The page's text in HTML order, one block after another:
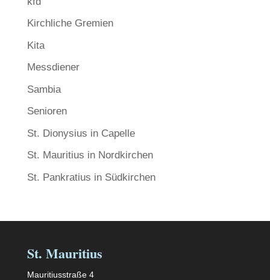
Kirchliche Gremien
Kita
Messdiener
Sambia
Senioren
St. Dionysius in Capelle
St. Mauritius in Nordkirchen
St. Pankratius in Südkirchen
St. Mauritius
Mauritiusstraße 4